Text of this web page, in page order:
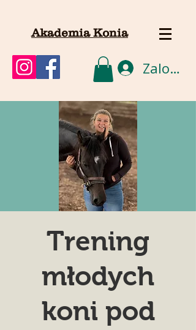
Akademia Konia
Zaloguj
Trening
młodych
koni pod